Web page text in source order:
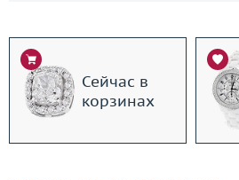
Сейчас в
корзинах